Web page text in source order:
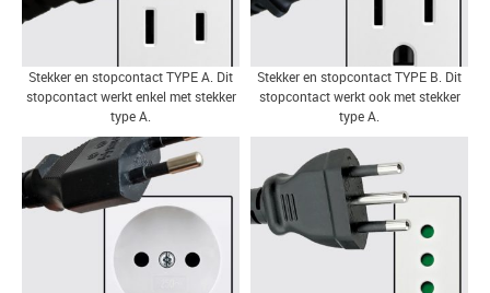
Stekker en stopcontact TYPE A. Dit
stopcontact werkt enkel met stekker
type A.
Stekker en stopcontact TYPE B. Dit
stopcontact werkt ook met stekker
type A.